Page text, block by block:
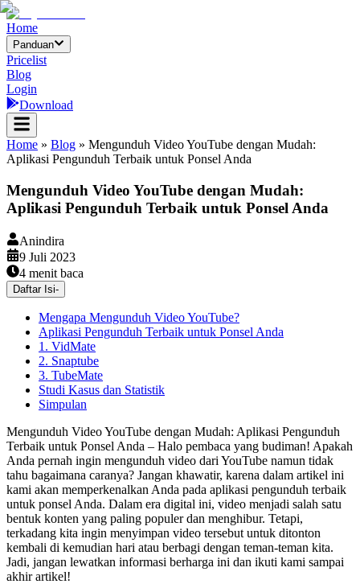
Home
Panduan
Pricelist
Blog
Login
Download
Home » Blog » Mengunduh Video YouTube dengan Mudah:
Aplikasi Pengunduh Terbaik untuk Ponsel Anda
Mengunduh Video YouTube dengan Mudah:
Aplikasi Pengunduh Terbaik untuk Ponsel Anda
Anindira
9 Juli 2023
4 menit baca
Daftar Isi-
Mengapa Mengunduh Video YouTube?
Aplikasi Pengunduh Terbaik untuk Ponsel Anda
1. VidMate
2. Snaptube
3. TubeMate
Studi Kasus dan Statistik
Simpulan
Mengunduh Video YouTube dengan Mudah: Aplikasi Pengunduh
Terbaik untuk Ponsel Anda – Halo pembaca yang budiman! Apakah
Anda pernah ingin mengunduh video dari YouTube namun tidak
tahu bagaimana caranya? Jangan khawatir, karena dalam artikel ini
kami akan memperkenalkan Anda pada aplikasi pengunduh terbaik
untuk ponsel Anda. Dalam era digital ini, video menjadi salah satu
bentuk konten yang paling populer dan menghibur. Tetapi,
terkadang kita ingin menyimpan video tersebut untuk ditonton
kembali di kemudian hari atau berbagi dengan teman-teman kita.
Jadi, jangan lewatkan informasi berharga ini dan ikuti kami sampai
akhir artikel!